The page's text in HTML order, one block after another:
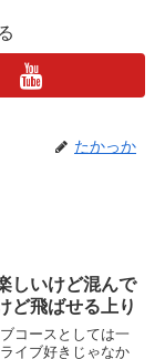
たかっか
しいけど混んで
ど飛ばせる上り
コースとしては一
イブ好きじゃなか